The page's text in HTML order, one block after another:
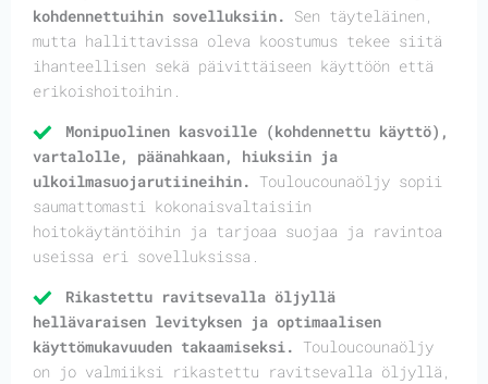
kohdennettuihin sovelluksiin. Sen täyteläinen,
mutta hallittavissa oleva koostumus tekee siitä
ihanteellisen sekä päivittäiseen käyttöön että
erikoishoitoihin.
Monipuolinen kasvoille (kohdennettu käyttö),
vartalolle, päänahkaan, hiuksiin ja
ulkoilmasuojarutiineihin. Touloucounaöljy sopii
saumattomasti kokonaisvaltaisiin
hoitokäytäntöihin ja tarjoaa suojaa ja ravintoa
useissa eri sovelluksissa.
Rikastettu ravitsevalla öljyllä
hellävaraisen levityksen ja optimaalisen
käyttömukavuuden takaamiseksi. Touloucounaöljy
on jo valmiiksi rikastettu ravitsevalla öljyllä,